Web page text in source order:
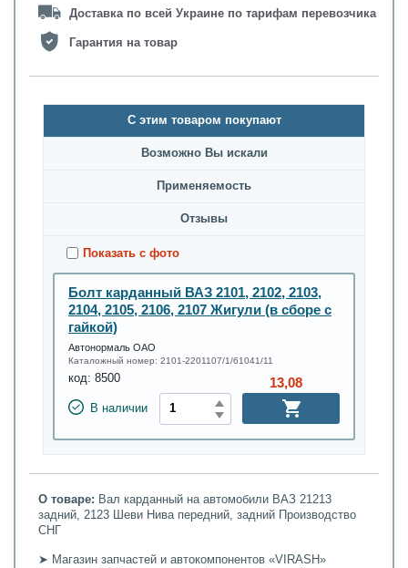
Доставка по всей Украине по тарифам перевозчика
Гарантия на товар
С этим товаром покупают
Возможно Вы искали
Применяемость
Oтзывы
Показать с фото
Болт карданный ВАЗ 2101, 2102, 2103,
2104, 2105, 2106, 2107 Жигули (в сборе с
гайкой)
Автонормаль ОАО
Каталожный номер: 2101-2201107/1/61041/11
код: 8500
В наличии
13,08
О товаре: Вал карданный на автомобили ВАЗ 21213
задний, 2123 Шеви Нива передний, задний Производство
СНГ
➤ Магазин запчастей и автокомпонентов «VIRASH»